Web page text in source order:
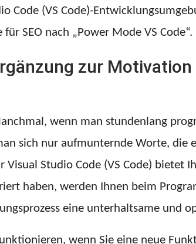
Code (VS Code)-
SEO nach „Power Mode VS Code“.
zur
wenn man stundenlang
sich nur aufmunternde Worte,
Visual Studio Code (VS Code) bietet
haben, werden Ihnen beim
eine unterhaltsame und
wenn Sie eine neue